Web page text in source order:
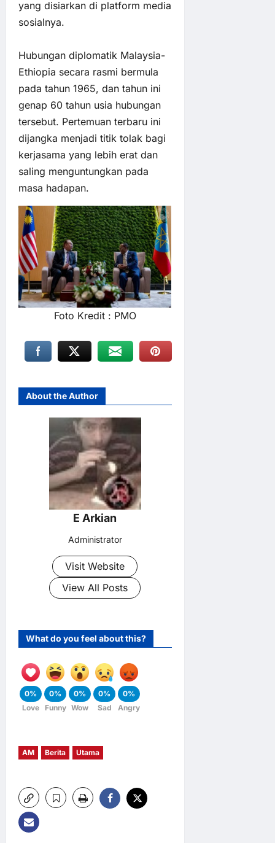
yang disiarkan di platform media
sosialnya.
Hubungan diplomatik Malaysia-
Ethiopia secara rasmi bermula
pada tahun 1965, dan tahun ini
genap 60 tahun usia hubungan
tersebut. Pertemuan terbaru ini
dijangka menjadi titik tolak bagi
kerjasama yang lebih erat dan
saling menguntungkan pada
masa hadapan.
Foto Kredit : PMO
About the Author
E Arkian
Administrator
Visit Website
View All Posts
What do you feel about this?
0%
Love
0%
Funny
0%
Wow
0%
Sad
0%
Angry
AM Berita Utama